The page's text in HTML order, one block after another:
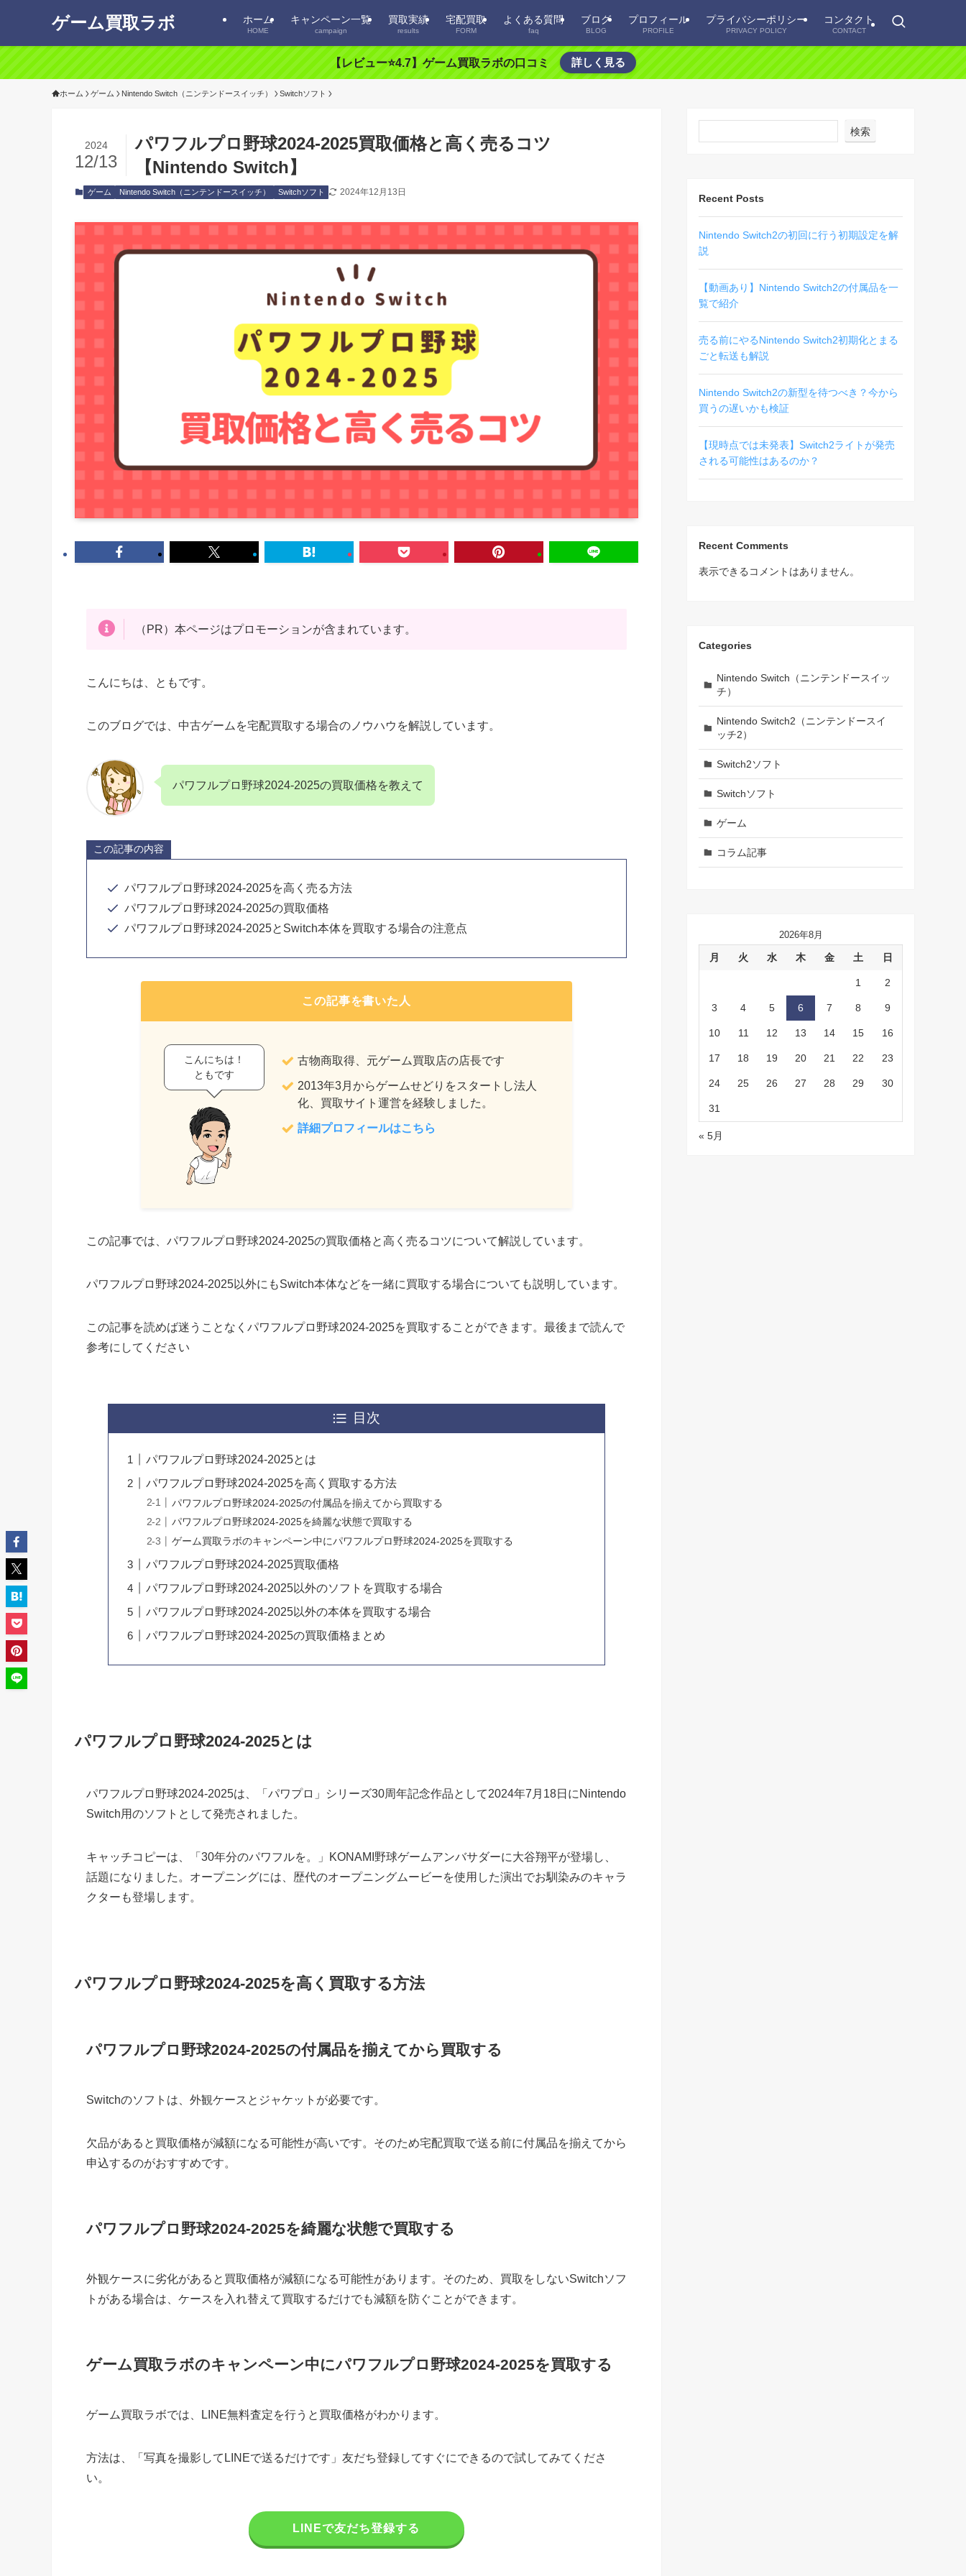
ゲーム買取ラボ ホーム
HOME
キャンペーン一覧
campaign
買取実績
results
宅配買取
FORM
よくある質問
faq
ブログ
BLOG
プロフィール
PROFILE
プライバシーポリシー
PRIVACY POLICY
コンタクト
CONTACT
【レビュー⭐️4.7】ゲーム買取ラボの口コミ 詳しく見る
ホーム ゲーム Nintendo Switch（ニンテンドースイッチ） Switchソフト
パワフルプロ野球2024-2025買取価格と高く売るコツ
【Nintendo Switch】
2024
12/13
ゲーム Nintendo Switch（ニンテンドースイッチ） Switchソフト 2024年12月13日
（PR）本ページはプロモーションが含まれています。
こんにちは、ともです。
このブログでは、中古ゲームを宅配買取する場合のノウハウを解説しています。
パワフルプロ野球2024-2025の買取価格を教えて
この記事の内容
パワフルプロ野球2024-2025を高く売る方法
パワフルプロ野球2024-2025の買取価格
パワフルプロ野球2024-2025とSwitch本体を買取する場合の注意点
この記事を書いた人
古物商取得、元ゲーム買取店の店長です
2013年3月からゲームせどりをスタートし法人
化、買取サイト運営を経験しました。
詳細プロフィールはこちら
こんにちは！
ともです
この記事では、パワフルプロ野球2024-2025の買取価格と高く売るコツについて解説しています。
パワフルプロ野球2024-2025以外にもSwitch本体などを一緒に買取する場合についても説明しています。
この記事を読めば迷うことなくパワフルプロ野球2024-2025を買取することができます。最後まで読んで
参考にしてください
目次
パワフルプロ野球2024-2025とは
パワフルプロ野球2024-2025を高く買取する方法
パワフルプロ野球2024-2025の付属品を揃えてから買取する
パワフルプロ野球2024-2025を綺麗な状態で買取する
ゲーム買取ラボのキャンペーン中にパワフルプロ野球2024-2025を買取する
パワフルプロ野球2024-2025買取価格
パワフルプロ野球2024-2025以外のソフトを買取する場合
パワフルプロ野球2024-2025以外の本体を買取する場合
パワフルプロ野球2024-2025の買取価格まとめ
パワフルプロ野球2024-2025とは
パワフルプロ野球2024-2025は、「パワプロ」シリーズ30周年記念作品として2024年7月18日にNintendo
Switch用のソフトとして発売されました。
キャッチコピーは、「30年分のパワフルを。」KONAMI野球ゲームアンバサダーに大谷翔平が登場し、
話題になりました。オープニングには、歴代のオープニングムービーを使用した演出でお馴染みのキャラ
クターも登場します。
パワフルプロ野球2024-2025を高く買取する方法
パワフルプロ野球2024-2025の付属品を揃えてから買取する
Switchのソフトは、外観ケースとジャケットが必要です。
欠品があると買取価格が減額になる可能性が高いです。そのため宅配買取で送る前に付属品を揃えてから
申込するのがおすすめです。
パワフルプロ野球2024-2025を綺麗な状態で買取する
外観ケースに劣化があると買取価格が減額になる可能性があります。そのため、買取をしないSwitchソフ
トがある場合は、ケースを入れ替えて買取するだけでも減額を防ぐことができます。
ゲーム買取ラボのキャンペーン中にパワフルプロ野球2024-2025を買取する
ゲーム買取ラボでは、LINE無料査定を行うと買取価格がわかります。
方法は、「写真を撮影してLINEで送るだけです」友だち登録してすぐにできるので試してみてくださ
い。
LINEで友だち登録する
検索
Recent Posts
Nintendo Switch2の初回に行う初期設定を解
説
【動画あり】Nintendo Switch2の付属品を一
覧で紹介
売る前にやるNintendo Switch2初期化とまる
ごと転送も解説
Nintendo Switch2の新型を待つべき？今から
買うの遅いかも検証
【現時点では未発表】Switch2ライトが発売
される可能性はあるのか？
Recent Comments
表示できるコメントはありません。
Categories
Nintendo Switch（ニンテンドースイッ
チ）
Nintendo Switch2（ニンテンドースイ
ッチ2）
Switch2ソフト
Switchソフト
ゲーム
コラム記事
2026年8月
月 火 水 木 金 土 日
1 2
3 4 5 6 7 8 9
10 11 12 13 14 15 16
17 18 19 20 21 22 23
24 25 26 27 28 29 30
31
« 5月